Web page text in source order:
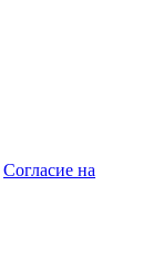
Согласие на